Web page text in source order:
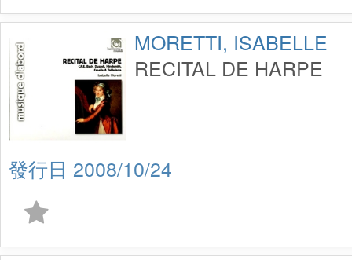
MORETTI, ISABELLE
RECITAL DE HARPE
2008/10/24